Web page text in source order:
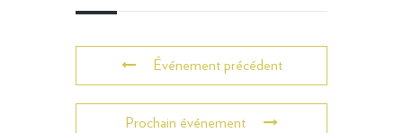
Événement précédent
Prochain événement